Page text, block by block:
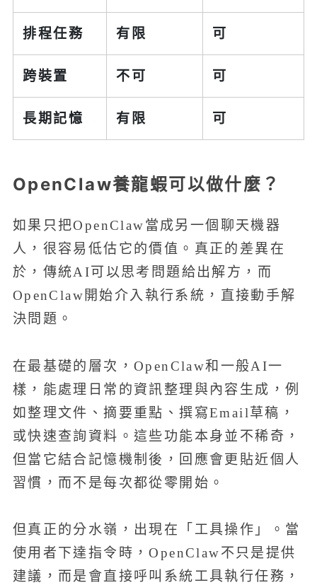
排程任務 有限 可
跨裝置 不可 可
長期記憶 有限 可
OpenClaw養龍蝦可以做什麼？
如果只把OpenClaw當成另一個聊天機器
人，很容易低估它的價值。真正的差異在
於，傳統AI可以思考問題給出解方，而
OpenClaw開始介入執行系統，直接動手解
決問題。
在最基礎的層次，OpenClaw和一般AI一
樣，能處理日常的資訊整理與內容生成，例
如整理文件、摘要重點、撰寫Email草稿，
或快速查詢資料。這些功能本身並不稀奇，
但當它結合記憶機制後，回應會更貼近個人
習慣，而不是每次都從零開始。
但真正的分水嶺，出現在「工具操作」。當
使用者下達指令時，OpenClaw不只是提供
建議，而是會直接呼叫系統工具執行任務，